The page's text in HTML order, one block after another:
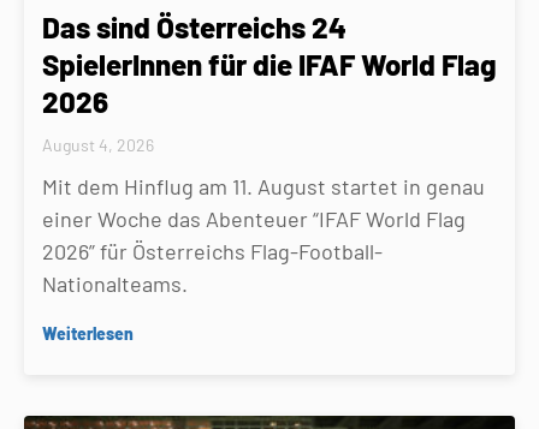
Das sind Österreichs 24
SpielerInnen für die IFAF World Flag
2026
August 4, 2026
Mit dem Hinflug am 11. August startet in genau
einer Woche das Abenteuer “IFAF World Flag
2026” für Österreichs Flag-Football-
Nationalteams.
Weiterlesen